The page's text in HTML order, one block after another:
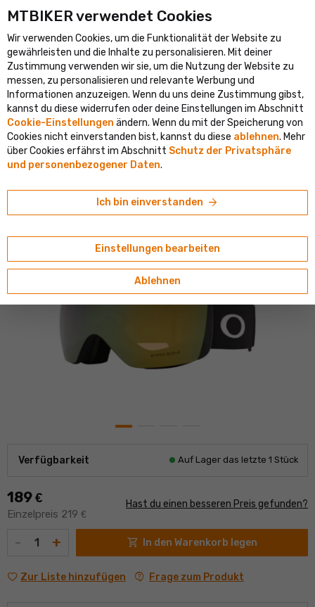
größte Fahrradportal in Mitteleuropa Verifizierter Shop mit
DE shopping_cart person
homenavigate_nextOutdoornavigate_next Helme und Brillen navigate_nextBrillennavigate_nextSkibrillen
Oakley
Oakley Flight Deck L Brille, matte black/prizm
(2 Bewertungen)
Verfügbarkeit Auf Lager das letzte 1 Stück
189€
Einzelpreis 219 €
Hast du einen besseren Preis gefunden?
- + shopping_cart In den Warenkorb legen
Zur Liste hinzufügen contact_support Frage zum Produkt
MTBIKER verwendet Cookies
Wir verwenden Cookies, um die Funktionalität der Website zu
gewährleisten und die Inhalte zu personalisieren. Mit deiner
Zustimmung verwenden wir sie, um die Nutzung der Website zu
messen, zu personalisieren und relevante Werbung und
Informationen anzuzeigen. Wenn du uns deine Zustimmung gibst,
kannst du diese widerrufen oder deine Einstellungen im Abschnitt
Cookie-Einstellungen ändern. Wenn du mit der Speicherung von
Cookies nicht einverstanden bist, kannst du diese ablehnen. Mehr
über Cookies erfährst im Abschnitt Schutz der Privatsphäre
und personenbezogener Daten.
Einstellungen bearbeiten
Ablehnen
Ich bin einverstanden arrow_forward